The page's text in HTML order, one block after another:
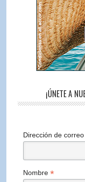
¡ÚNETE A
Dirección de
Nombre*